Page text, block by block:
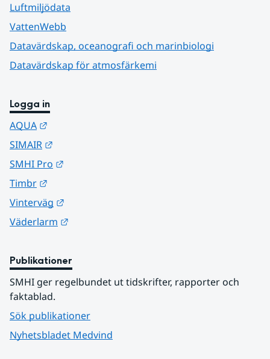
Luftmiljödata
VattenWebb
Datavärdskap, oceanografi och marinbiologi
Datavärdskap för atmosfärkemi
Logga in
AQUA
SIMAIR
SMHI Pro
Timbr
Vinterväg
Väderlarm
Publikationer
SMHI ger regelbundet ut tidskrifter, rapporter och
faktablad.
Sök publikationer
Nyhetsbladet Medvind